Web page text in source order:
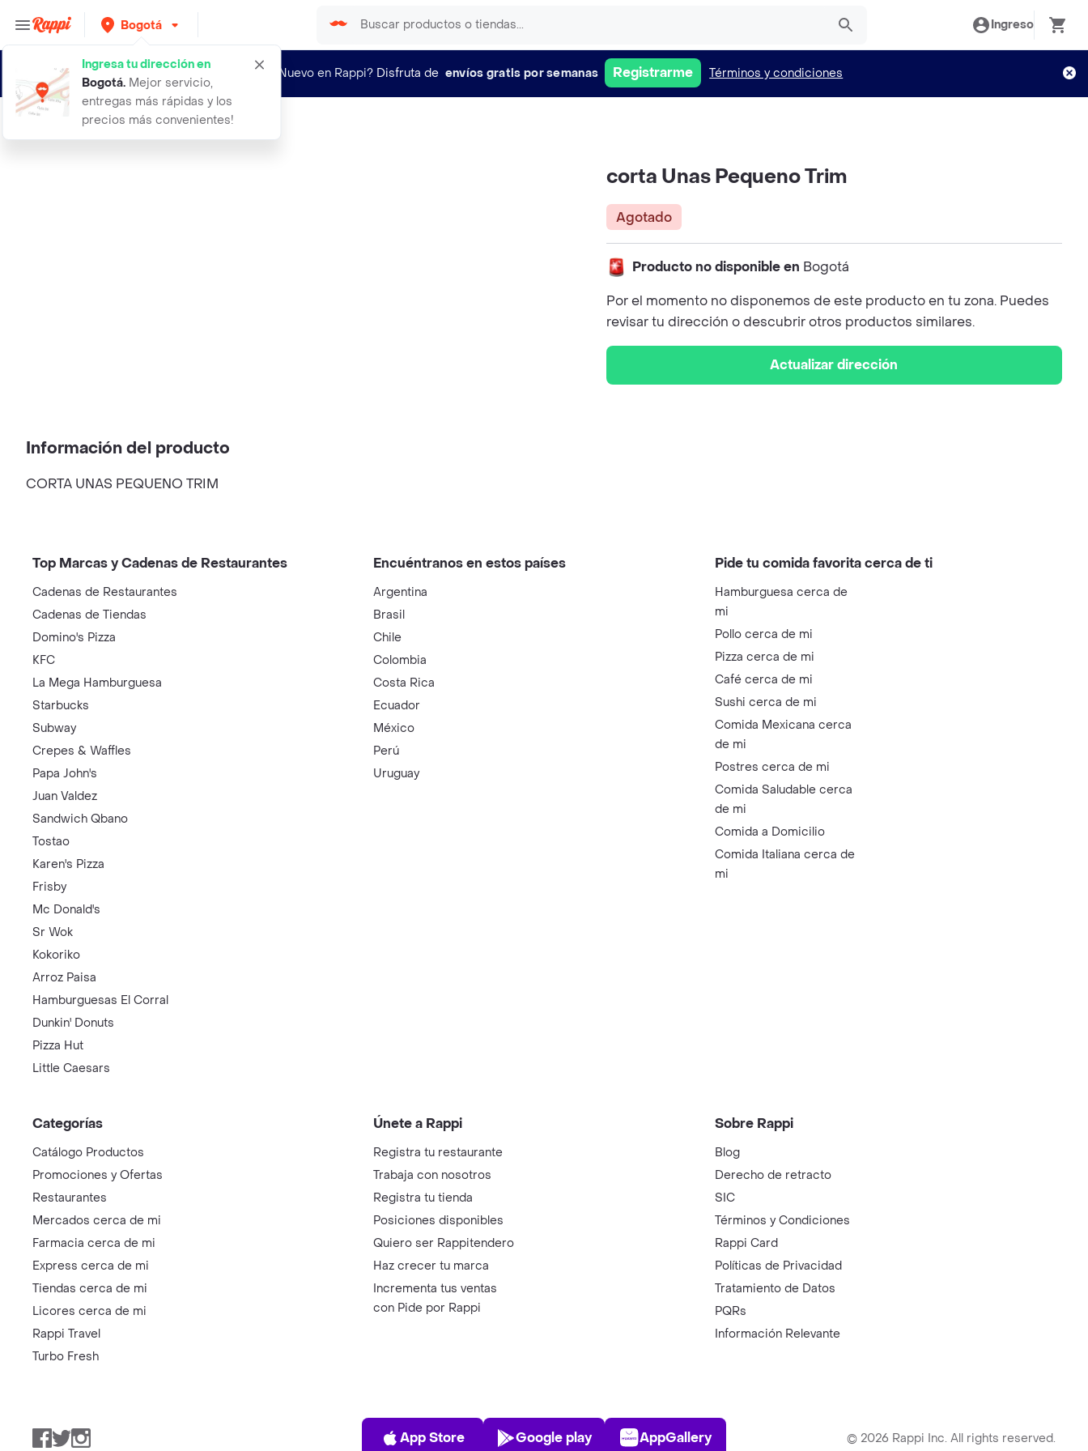
Bogotá
Ingresa tu dirección en
Bogotá. Mejor servicio,
entregas más rápidas y los
precios más convenientes!
Ingreso
¿Nuevo en Rappi? Disfruta de envíos gratis por semanas Registrarme Términos y condiciones
corta unas pequeno trim
corta Unas Pequeno Trim
Agotado
Producto no disponible en Bogotá
Por el momento no disponemos de este producto en tu zona. Puedes
revisar tu dirección o descubrir otros productos similares.
Actualizar dirección
Información del producto
CORTA UNAS PEQUENO TRIM
Top Marcas y Cadenas de Restaurantes
Cadenas de Restaurantes
Cadenas de Tiendas
Domino's Pizza
KFC
La Mega Hamburguesa
Starbucks
Subway
Crepes & Waffles
Papa John's
Juan Valdez
Sandwich Qbano
Tostao
Karen's Pizza
Frisby
Mc Donald's
Sr Wok
Kokoriko
Arroz Paisa
Hamburguesas El Corral
Dunkin' Donuts
Pizza Hut
Little Caesars
Encuéntranos en estos países
Argentina
Brasil
Chile
Colombia
Costa Rica
Ecuador
México
Perú
Uruguay
Pide tu comida favorita cerca de ti
Hamburguesa cerca de
mi
Pollo cerca de mi
Pizza cerca de mi
Café cerca de mi
Sushi cerca de mi
Comida Mexicana cerca
de mi
Postres cerca de mi
Comida Saludable cerca
de mi
Comida a Domicilio
Comida Italiana cerca de
mi
Categorías
Catálogo Productos
Promociones y Ofertas
Restaurantes
Mercados cerca de mi
Farmacia cerca de mi
Express cerca de mi
Tiendas cerca de mi
Licores cerca de mi
Rappi Travel
Turbo Fresh
Únete a Rappi
Registra tu restaurante
Trabaja con nosotros
Registra tu tienda
Posiciones disponibles
Quiero ser Rappitendero
Haz crecer tu marca
Incrementa tus ventas
con Pide por Rappi
Sobre Rappi
Blog
Derecho de retracto
SIC
Términos y Condiciones
Rappi Card
Políticas de Privacidad
Tratamiento de Datos
PQRs
Información Relevante
Facebook
TwitterInstagram
App Store
App Store
Play Store
Google play
AppGallery
AppGallery © 2026 Rappi Inc. All rights reserved.